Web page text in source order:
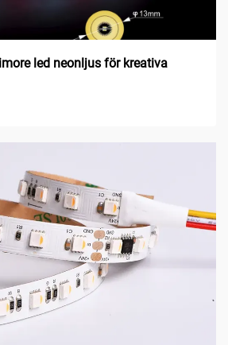
led neonljus för kreativa